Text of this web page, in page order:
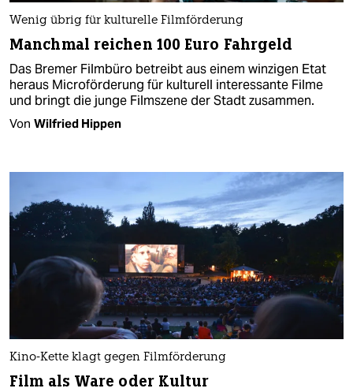
Wenig übrig für kulturelle Filmförderung
Manchmal reichen 100 Euro Fahrgeld
Das Bremer Filmbüro betreibt aus einem winzigen Etat
heraus Microförderung für kulturell interessante Filme
und bringt die junge Filmszene der Stadt zusammen.
Von Wilfried Hippen
Kino-Kette klagt gegen Filmförderung
Film als Ware oder Kultur